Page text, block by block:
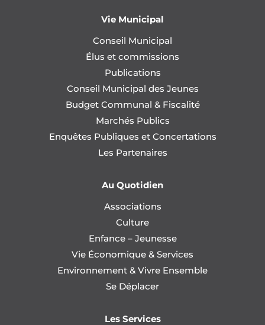
Vie Municipal
Conseil Municipal
Élus et commissions
Publications
Conseil Municipal des Jeunes
Budget Communal & Fiscalité
Marchés Publics
Enquêtes Publiques et Concertations
Les Partenaires
Au Quotidien
Associations
Culture
Enfance – Jeunesse
Vie Économique & Services
Environnement & Vivre Ensemble
Se Déplacer
Les Services